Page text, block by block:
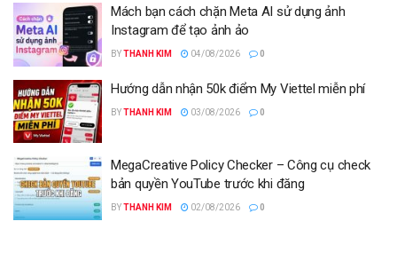
Mách bạn cách chặn Meta AI sử dụng ảnh
Instagram để tạo ảnh ảo
BYTHANH KIM 04/08/2026 0
Hướng dẫn nhận 50k điểm My Viettel miễn phí
BYTHANH KIM 03/08/2026 0
MegaCreative Policy Checker – Công cụ check
bản quyền YouTube trước khi đăng
BYTHANH KIM 02/08/2026 0